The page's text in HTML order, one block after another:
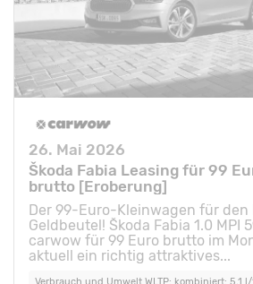
26. Mai 2026
Škoda Fabia Leasing für 99
brutto [Eroberung]
Der 99-Euro-Kleinwagen für den
Geldbeutel! Škoda Fabia 1.0 MPI
carwow für 99 Euro brutto im
aktuell ein richtig attraktives...